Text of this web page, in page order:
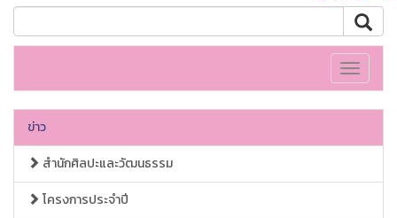
Toggle
ข่าว
สำนักศิลปะและวัฒนธรรม
โครงการประจำปี